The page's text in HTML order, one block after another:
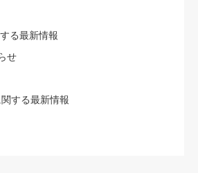
る最新情報
せ
する最新情報